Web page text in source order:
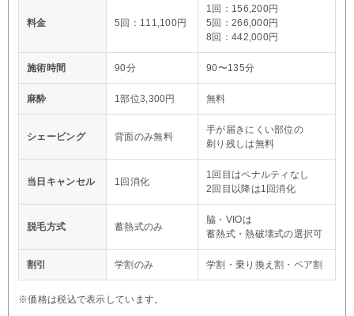
料金 5回：111,100円
1回：156,200円
5回：266,000円
8回：442,000円
施術時間 90分 90〜135分
麻酔 1部位3,300円 無料
シェービング 背面のみ無料
手が届きにくい部位の
剃り残しは無料
当日キャンセル 1回消化
1回目はペナルティなし
2回目以降は1回消化
脱毛方式 蓄熱式のみ
脇・VIOは
蓄熱式・熱破壊式の選択可
割引 学割のみ 学割・乗り換え割・ペア割
※価格は税込で表示しています。